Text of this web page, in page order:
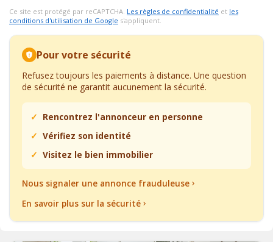
Ce site est protégé par reCAPTCHA. Les règles de confidentialité et les
conditions d'utilisation de Google s'appliquent.
Pour votre sécurité
Refusez toujours les paiements à distance. Une question
de sécurité ne garantit aucunement la sécurité.
Rencontrez l'annonceur en personne
Vérifiez son identité
Visitez le bien immobilier
Nous signaler une annonce frauduleuse
En savoir plus sur la sécurité